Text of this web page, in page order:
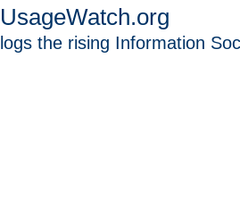
UsageWatch.org
logs the rising Information